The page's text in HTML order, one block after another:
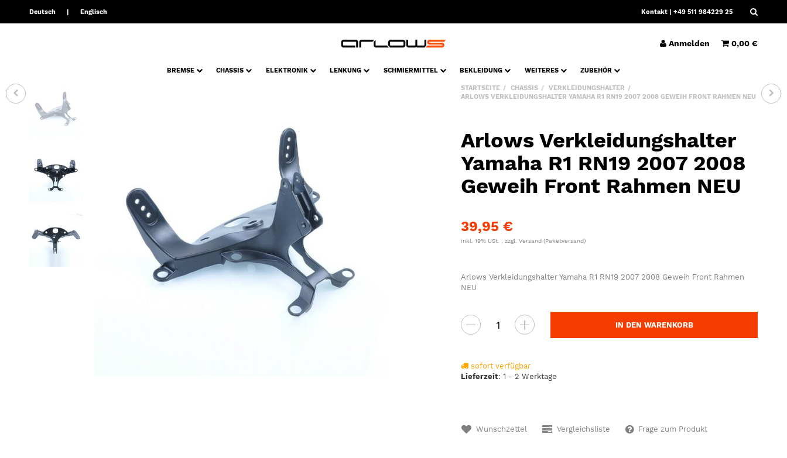
Deutsch Englisch Kontakt | +49 511 984229 25
Anmelden 0,00 €
BREMSE CHASSIS ELEKTRONIK LENKUNG SCHMIERMITTEL BEKLEIDUNG WEITERES ZUBEHÖR
STARTSEITE CHASSIS
VERKLEIDUNGSHALTER
ARLOWS VERKLEIDUNGSHALTER YAMAHA R1 RN19 2007 2008 GEWEIH FRONT RAHMEN NEU
Arlows Verkleidungshalter
Yamaha R1 RN19 2007 2008
Geweih Front Rahmen NEU
39,95 €
inkl. 19% USt. , zzgl.Versand(Paketversand)
Arlows Verkleidungshalter Yamaha R1 RN19 2007 2008 Geweih Front Rahmen
NEU
IN DEN WARENKORB
sofort verfügbar
Lieferzeit:1 - 2 Werktage
Wunschzettel Vergleichsliste Frage zum Produkt